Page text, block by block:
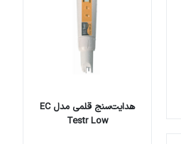
هدایت‌سنج قلمی مدل EC
Testr Low